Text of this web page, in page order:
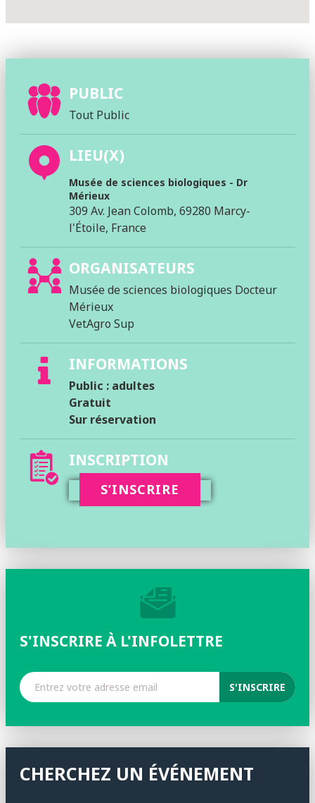
PUBLIC
Tout Public
LIEU(X)
Musée de sciences biologiques - Dr
Mérieux
309 Av. Jean Colomb, 69280 Marcy-
l'Étoile, France
ORGANISATEURS
Musée de sciences biologiques Docteur
Mérieux
VetAgro Sup
INFORMATIONS
Public : adultes
Gratuit
Sur réservation
INSCRIPTION
S’INSCRIRE
S'INSCRIRE À L'INFOLETTRE
CHERCHEZ UN ÉVÉNEMENT